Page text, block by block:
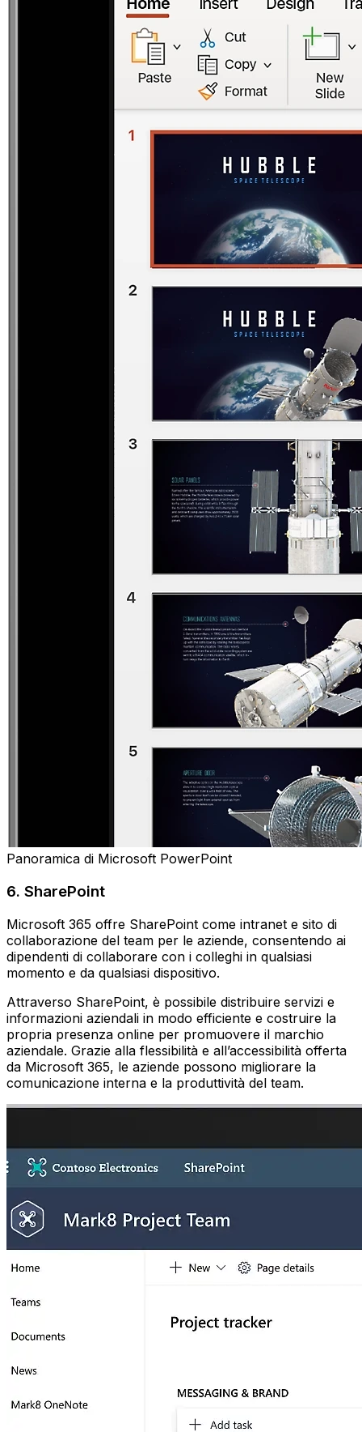
Panoramica di Microsoft PowerPoint
6. SharePoint
Microsoft 365 offre SharePoint come intranet e sito di
collaborazione del team per le aziende, consentendo ai
dipendenti di collaborare con i colleghi in qualsiasi
momento e da qualsiasi dispositivo.
Attraverso SharePoint, è possibile distribuire servizi e
informazioni aziendali in modo efficiente e costruire la
propria presenza online per promuovere il marchio
aziendale. Grazie alla flessibilità e all’accessibilità offerta
da Microsoft 365, le aziende possono migliorare la
comunicazione interna e la produttività del team.